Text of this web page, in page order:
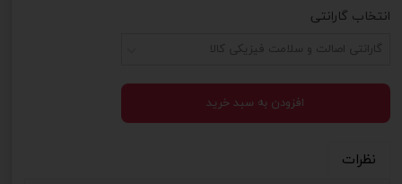
انتخاب گارانتی
گارانتی اصالت و سلامت فیزیکی کالا
افزودن به سبد خرید
نظرات